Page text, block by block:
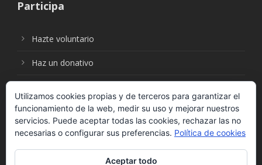
Participa
Hazte voluntario
Haz un donativo
Síguenos en:
Utilizamos cookies propias y de terceros para garantizar el
funcionamiento de la web, medir su uso y mejorar nuestros
servicios. Puede aceptar todas las cookies, rechazar las no
necesarias o configurar sus preferencias. Política de cookies
Aceptar todo